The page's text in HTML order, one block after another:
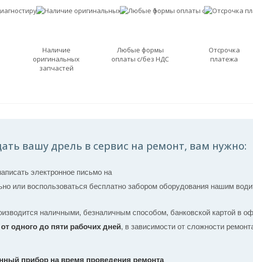
Наличие
оригинальных
запчастей
Любые формы
оплаты с/без НДС
Отсрочка
платежа
вашу дрель в сервис на ремонт, вам нужно:
электронное письмо на
или воспользоваться бесплатно забором оборудования нашим
наличными, безналичным способом, банковской картой в
от одного до пяти рабочих дней, в зависимости от сложности
прибор на время проведения ремонта